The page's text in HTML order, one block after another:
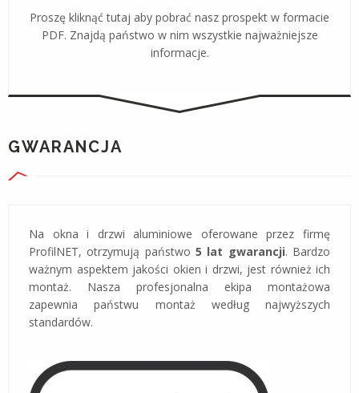
Proszę kliknąć tutaj aby pobrać nasz prospekt w formacie
PDF. Znajdą państwo w nim wszystkie najważniejsze
informacje.
GWARANCJA
Na okna i drzwi aluminiowe oferowane przez firmę
ProfilNET, otrzymują państwo 5 lat gwarancji. Bardzo
ważnym aspektem jakości okien i drzwi, jest również ich
montaż. Nasza profesjonalna ekipa montażowa
zapewnia państwu montaż według najwyższych
standardów.